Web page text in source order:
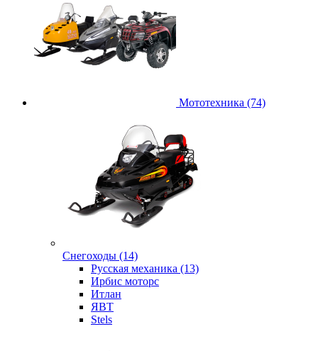
Мототехника (74)
Снегоходы (14)
Русская механика (13)
Ирбис моторс
Итлан
ЯВТ
Stels